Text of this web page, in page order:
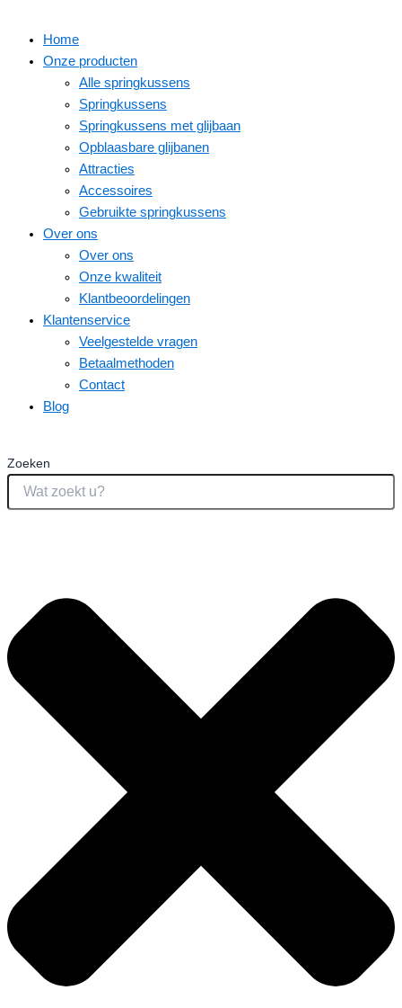
Home
Onze producten
Alle springkussens
Springkussens
Springkussens met glijbaan
Opblaasbare glijbanen
Attracties
Accessoires
Gebruikte springkussens
Over ons
Over ons
Onze kwaliteit
Klantbeoordelingen
Klantenservice
Veelgestelde vragen
Betaalmethoden
Contact
Blog
Zoeken